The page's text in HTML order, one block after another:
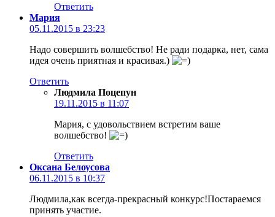
Ответить
Мария
05.11.2015 в 23:23
Надо совершить волшебство! Не ради подарка, нет, сама
идея очень приятная и красивая.)
Ответить
Людмила Поцепун
19.11.2015 в 11:07
Мария, с удовольствием встретим ваше
волшебство!
Ответить
Оксана Белоусова
06.11.2015 в 10:37
Людмила,как всегда-прекрасный конкурс!Постараемся
принять участие.